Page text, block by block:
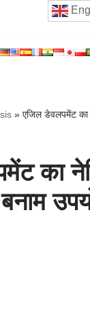
» एजिल डेवलपमेंट
का